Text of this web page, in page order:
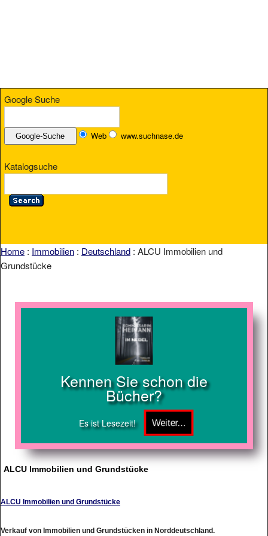
Google Suche
Web www.suchnase.de
Katalogsuche
Home : Immobilien : Deutschland : ALCU Immobilien und
Grundstücke
Kennen Sie schon die
Bücher?
Es ist Lesezeit!
ALCU Immobilien und Grundstücke
ALCU Immobilien und Grundstücke
Verkauf von Immobilien und Grundstücken in Norddeutschland.